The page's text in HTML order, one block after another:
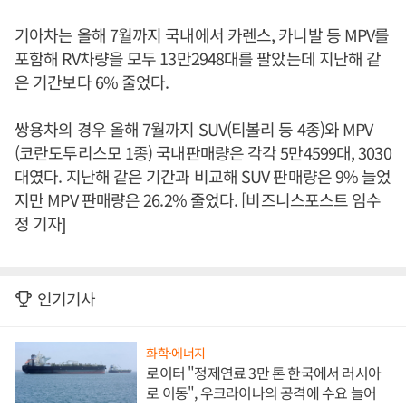
기아차는 올해 7월까지 국내에서 카렌스, 카니발 등 MPV를
포함해 RV차량을 모두 13만2948대를 팔았는데 지난해 같
은 기간보다 6% 줄었다.
쌍용차의 경우 올해 7월까지 SUV(티볼리 등 4종)와 MPV
(코란도투리스모 1종) 국내판매량은 각각 5만4599대, 3030
대였다. 지난해 같은 기간과 비교해 SUV 판매량은 9% 늘었
지만 MPV 판매량은 26.2% 줄었다. [비즈니스포스트 임수
정 기자]
인기기사
화학·에너지
로이터 "정제연료 3만 톤 한국에서 러시아
로 이동", 우크라이나의 공격에 수요 늘어